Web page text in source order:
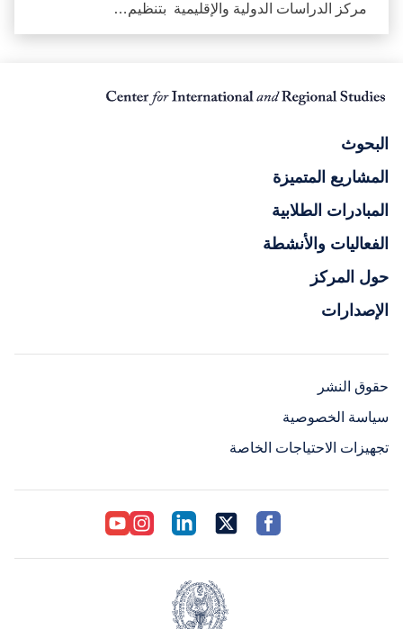
مركز الدراسات الدولية والإقليمية بتنظيم…
البحوث
المشاريع المتميزة
المبادرات الطلابية
الفعاليات والأنشطة
حول المركز
الإصدارات
حقوق النشر
سياسة الخصوصية
تجهيزات الاحتياجات الخاصة